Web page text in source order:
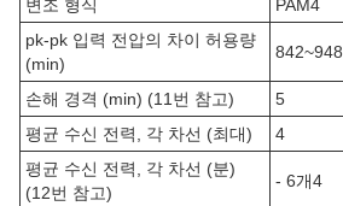
변조 형식
PAM4
pk-pk 입력 전압의 차이 허용량
(min)
842~948
손해 경격 (min) (11번 참고) 5
평균 수신 전력, 각 차선 (최대)
4
평균 수신 전력, 각 차선 (분)
(12번 참고)
- 6개4